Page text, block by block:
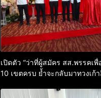
เปิดตัว “ว่าที่ผู้สมัคร สส.พรรคเพื่
10 เขตครบ ย้ำจะกลับมาทวงเก้